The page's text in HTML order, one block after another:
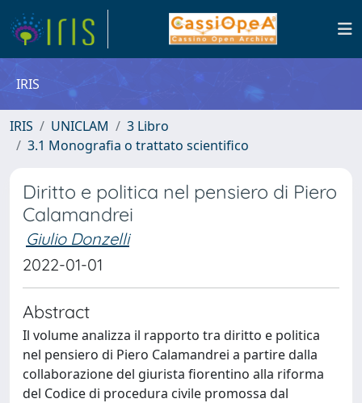
IRIS
IRIS UNICLAM
3 Libro
3.1 Monografia o trattato scientifico
Diritto e politica nel pensiero di Piero
Calamandrei
Giulio Donzelli
2022-01-01
Abstract
Il volume analizza il rapporto tra diritto e politica
nel pensiero di Piero Calamandrei a partire dalla
collaborazione del giurista fiorentino alla riforma
del Codice di procedura civile promossa dal